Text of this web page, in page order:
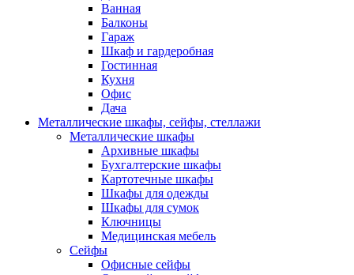
Ванная
Балконы
Гараж
Шкаф и гардеробная
Гостинная
Кухня
Офис
Дача
Металлические шкафы, сейфы, стеллажи
Металлические шкафы
Архивные шкафы
Бухгалтерские шкафы
Картотечные шкафы
Шкафы для одежды
Шкафы для сумок
Ключницы
Медицинская мебель
Сейфы
Офисные сейфы